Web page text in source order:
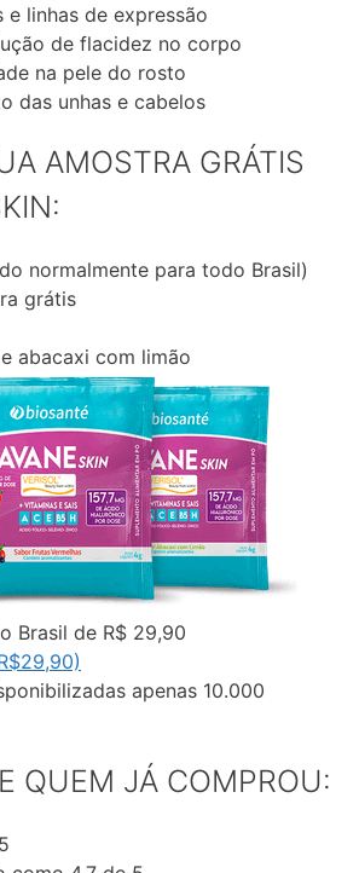
e linhas de expressão
de flacidez no corpo
na pele do rosto
das unhas e cabelos
AMOSTRA GRÁTIS
normalmente para todo Brasil)
grátis
abacaxi com limão
Brasil de R$ 29,90
apenas 10.000
QUEM JÁ COMPROU: